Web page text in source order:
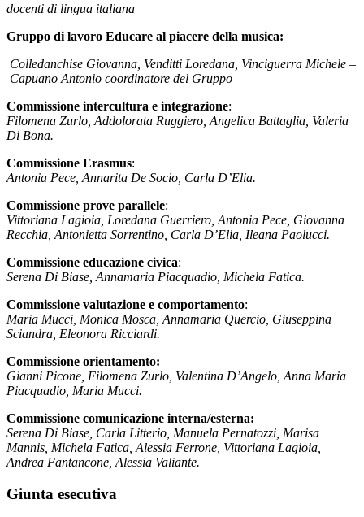
docenti di lingua italiana
Gruppo di lavoro Educare al piacere della musica:
Colledanchise Giovanna, Venditti Loredana, Vinciguerra Michele –
Capuano Antonio coordinatore del Gruppo
Commissione intercultura e integrazione:
Filomena Zurlo, Addolorata Ruggiero, Angelica Battaglia, Valeria
Di Bona.
Commissione Erasmus:
Antonia Pece, Annarita De Socio, Carla D’Elia.
Commissione prove parallele:
Vittoriana Lagioia, Loredana Guerriero, Antonia Pece, Giovanna
Recchia, Antonietta Sorrentino, Carla D’Elia, Ileana Paolucci.
Commissione educazione civica:
Serena Di Biase, Annamaria Piacquadio, Michela Fatica.
Commissione valutazione e comportamento:
Maria Mucci, Monica Mosca, Annamaria Quercio, Giuseppina
Sciandra, Eleonora Ricciardi.
Commissione orientamento:
Gianni Picone, Filomena Zurlo, Valentina D’Angelo, Anna Maria
Piacquadio, Maria Mucci.
Commissione comunicazione interna/esterna:
Serena Di Biase, Carla Litterio, Manuela Pernatozzi, Marisa
Mannis, Michela Fatica, Alessia Ferrone, Vittoriana Lagioia,
Andrea Fantancone, Alessia Valiante.
Giunta esecutiva